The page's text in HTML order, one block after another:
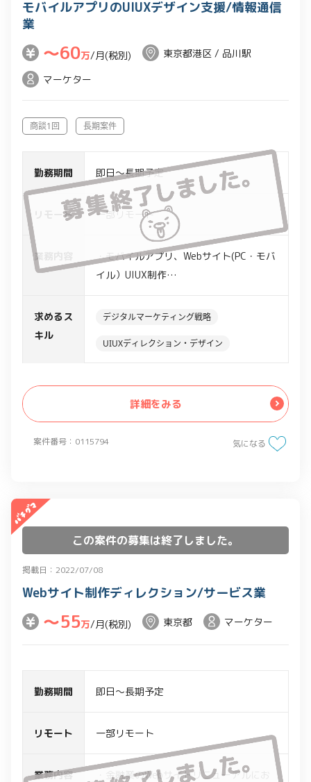
案件番号：0115794
モバイルアプリのUIUXデザイン支援/情報通信
業
〜60万/月(税別)
東京都港区 / 品川駅
マーケター
商談1回 長期案件
勤務期間 即日～長期予定
リモート 一部リモート
業務内容
・モバイルアプリ、Webサイト(PC・モバ
イル）UIUX制作
・既存制作物のデザインクオリティを向
・デザインガイドライン制作
求めるス
キル
デジタルマーケティング戦略
UIUXディレクション・デザイン
詳細をみる
気になる
この案件の募集は終了しました。
掲載日：2022/07/08
Webサイト制作ディレクション/サービス業
〜55万/月(税別) 東京都 マーケター
勤務期間 即日～長期予定
リモート 一部リモート
業務内容
・金融業のWebサイトリニューアルにお